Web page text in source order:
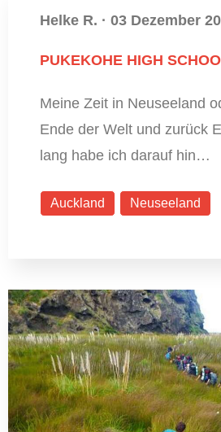
Helke R. · 03 Dezember
PUKEKOHE HIGH
Meine Zeit in Neuseeland
Ende der Welt und zurück
lang habe ich darauf hin…
Auckland Neuseeland